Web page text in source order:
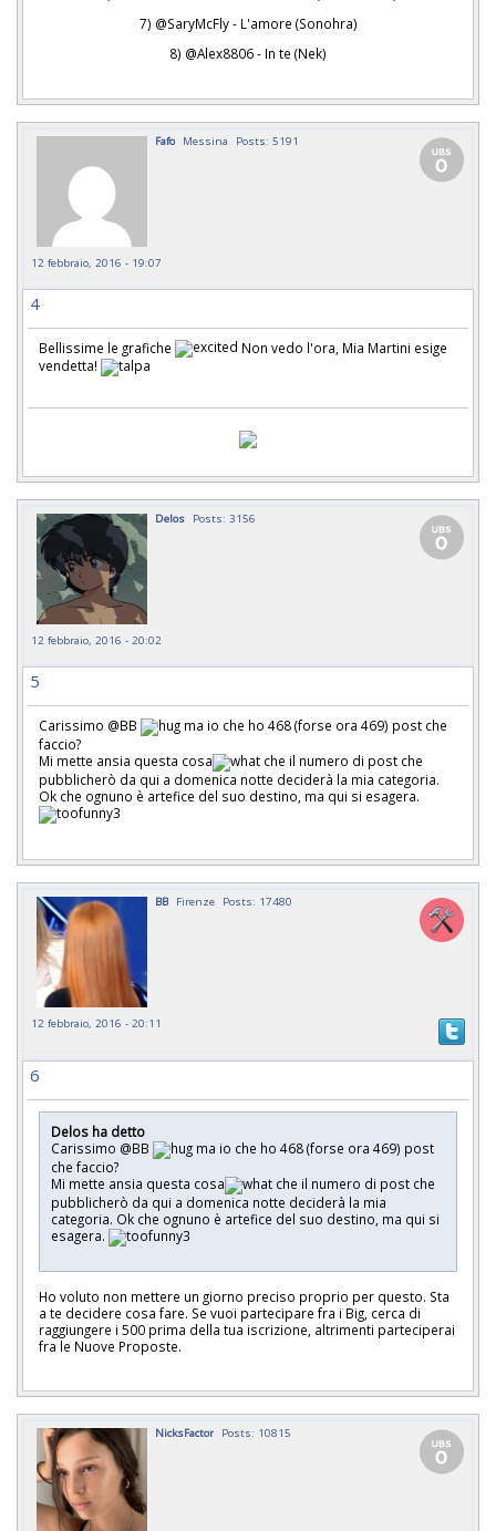
7) @SaryMcFly - L'amore (Sonohra)
8) @Alex8806 - In te (Nek)
Fafo Messina Posts: 5191
12 febbraio, 2016 - 19:07
4
Bellissime le grafiche
Non vedo l'ora, Mia Martini esige
vendetta!
Delos Posts: 3156
12 febbraio, 2016 - 20:02
5
Carissimo @BB
ma io che ho 468 (forse ora 469) post che
faccio?
Mi mette ansia questa cosa
che il numero di post che
pubblicherò da qui a domenica notte deciderà la mia categoria.
Ok che ognuno è artefice del suo destino, ma qui si esagera.
BB Firenze Posts: 17480
12 febbraio, 2016 - 20:11
6
Delos ha detto
Carissimo @BB
ma io che ho 468 (forse ora 469) post
che faccio?
Mi mette ansia questa cosa
che il numero di post che
pubblicherò da qui a domenica notte deciderà la mia
categoria. Ok che ognuno è artefice del suo destino, ma qui si
esagera.
Ho voluto non mettere un giorno preciso proprio per questo. Sta
a te decidere cosa fare. Se vuoi partecipare fra i Big, cerca di
raggiungere i 500 prima della tua iscrizione, altrimenti parteciperai
fra le Nuove Proposte.
NicksFactor Posts: 10815